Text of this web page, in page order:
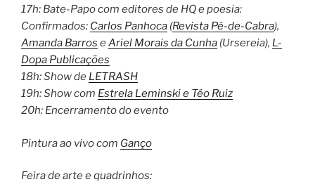
17h: Bate-Papo com editores de HQ e poesia:
Confirmados: Carlos Panhoca (Revista Pé-de-Cabra),
Amanda Barros eAriel Morais da Cunha (Ursereia), L-
Dopa Publicações
18h: Show de LETRASH
19h: Show com Estrela Leminski e Téo Ruiz
20h: Encerramento do evento
Pintura ao vivo com Ganço
Feira de arte e quadrinhos: